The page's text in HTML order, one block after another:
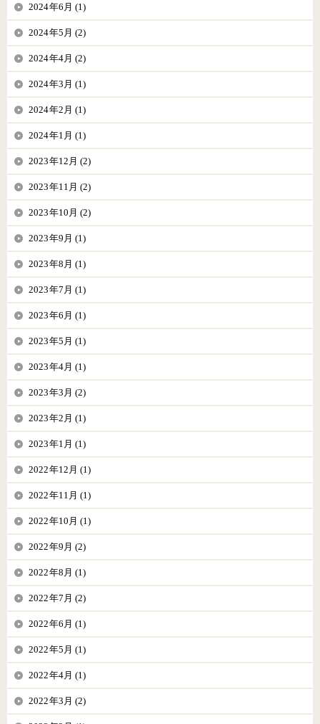
2024年6月 (1)
2024年5月 (2)
2024年4月 (2)
2024年3月 (1)
2024年2月 (1)
2024年1月 (1)
2023年12月 (2)
2023年11月 (2)
2023年10月 (2)
2023年9月 (1)
2023年8月 (1)
2023年7月 (1)
2023年6月 (1)
2023年5月 (1)
2023年4月 (1)
2023年3月 (2)
2023年2月 (1)
2023年1月 (1)
2022年12月 (1)
2022年11月 (1)
2022年10月 (1)
2022年9月 (2)
2022年8月 (1)
2022年7月 (2)
2022年6月 (1)
2022年5月 (1)
2022年4月 (1)
2022年3月 (2)